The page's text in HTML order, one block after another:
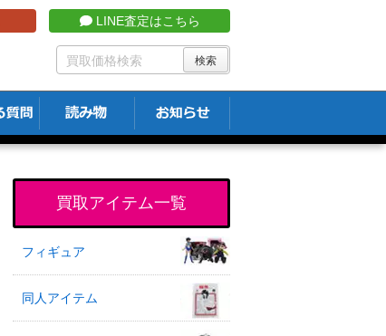
LINE査定はこちら
買取アイテム一覧
フィギュア
同人アイテム